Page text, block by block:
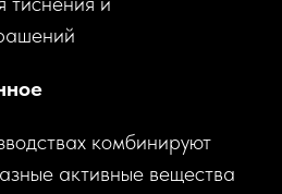
комбинируют
активные вещества